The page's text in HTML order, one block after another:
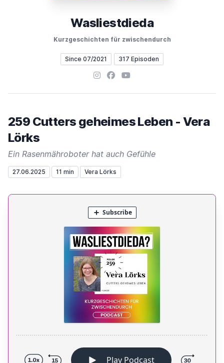
Wasliestdieda
Kurzgeschichten für zwischendurch
Since 07/2021 317 Episoden
Instagram
Facebook
YouTube
259 Cutters geheimes Leben - Vera
Lörks
Ein Rasenmähroboter hat auch Gefühle
27.06.2025 11 min Vera Lörks